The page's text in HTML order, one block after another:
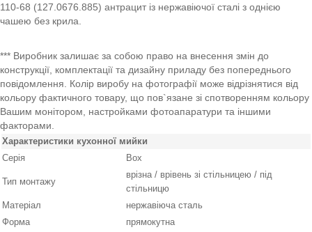
110-68 (127.0676.885) антрацит із нержавіючої сталі з однією
чашею без крила.
*** Виробник залишає за собою право на внесення змін до
конструкції, комплектації та дизайну приладу без попереднього
повідомлення. Колір виробу на фотографії може відрізнятися від
кольору фактичного товару, що пов`язане зі спотворенням кольору
Вашим монітором, настройками фотоапаратури та іншими
факторами.
Характеристики кухонної мийки
Серія
Box
Тип монтажу
врізна / врівень зі стільницею / під
стільницю
Матеріал
нержавіюча сталь
Форма
прямокутна